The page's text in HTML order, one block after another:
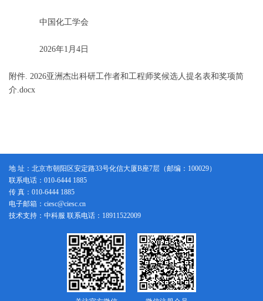
中国化工学会
2026年1月4日
附件. 2026亚洲杰出科研工作者和工程师奖候选人提名表和奖项简
介.docx
地 址：北京市朝阳区安定路33号化信大厦B座7层（邮编：100029）
联系电话：010-6444 1885
传 真：010-6444 1885
电子邮箱：ciesc@ciesc.cn
技术支持：中科服 联系电话：18911522009